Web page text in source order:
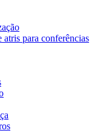
atris para conferências